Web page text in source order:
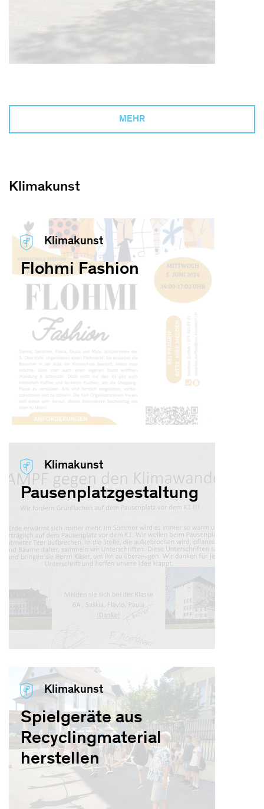
MEHR
Klimakunst
Klimakunst
Flohmi Fashion
Klimakunst
Pausenplatzgestaltung
Klimakunst
Spielgeräte aus
Recyclingmaterial
herstellen